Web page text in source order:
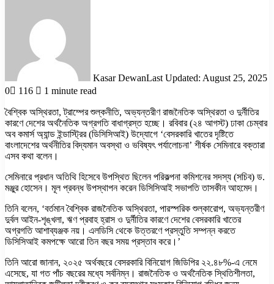
Kasar DewanLast Updated: August 25, 2025
0
116 1 minute read
বৈশ্বিক অস্থিরতা, ট্রাম্পের শুল্কনীতি, অভ্যন্তরীণ রাজনৈতিক অস্থিরতা ও দুর্নীতির
কারণে দেশের অর্থনৈতিক অগ্রগতি বাধাগ্রস্ত হচ্ছে। রবিবার (২৪ আগস্ট) ঢাকা চেম্বার
অব কমার্স অ্যান্ড ইন্ডাস্ট্রির (ডিসিসিআই) উদ্যোগে ‘বেসরকারি খাতের দৃষ্টিতে
বাংলাদেশের অর্থনীতির বিদ্যমান অবস্থা ও ভবিষ্যৎ পর্যালোচনা’ শীর্ষক সেমিনারে বক্তারা
এসব কথা বলেন।
সেমিনারে প্রধান অতিথি হিসেবে উপস্থিত ছিলেন পরিকল্পনা কমিশনের সদস্য (সচিব) ড.
মঞ্জুর হোসেন। মূল প্রবন্ধ উপস্থাপন করেন ডিসিসিআই সভাপতি তাসকীন আহমেদ।
তিনি বলেন, ‘বর্তমান বৈশ্বিক রাজনৈতিক অস্থিরতা, পারস্পরিক শুল্কারোপ, অভ্যন্তরীণ
দুর্বল আইন-শৃঙ্খলা, ঋণ প্রবাহ হ্রাস ও দুর্নীতির কারণে দেশের বেসরকারি খাতের
অগ্রগতি আশাব্যঞ্জক নয়। এলডিসি থেকে উত্তরণে প্রস্তুতি সম্পন্ন করতে
ডিসিসিআই কমপক্ষে আরো তিন বছর সময় প্রস্তাব করে।’
তিনি আরো জানান, ২০২৫ অর্থবছরে বেসরকারি বিনিয়োগ জিডিপির ২২.৪৮%-এ নেমে
এসেছে, যা গত পাঁচ বছরের মধ্যে সর্বনিম্ন। রাজনৈতিক ও অর্থনৈতিক স্থিতিশীলতা,